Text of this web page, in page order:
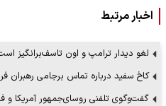
اخبار مرتبط
لغو دیدار ترامپ و اون تاسف‌برانگیز
کاخ سفید درباره تماس برجامی رهبران
گفت‌وگوی تلفنی روسای‌جمهور آمریکا و